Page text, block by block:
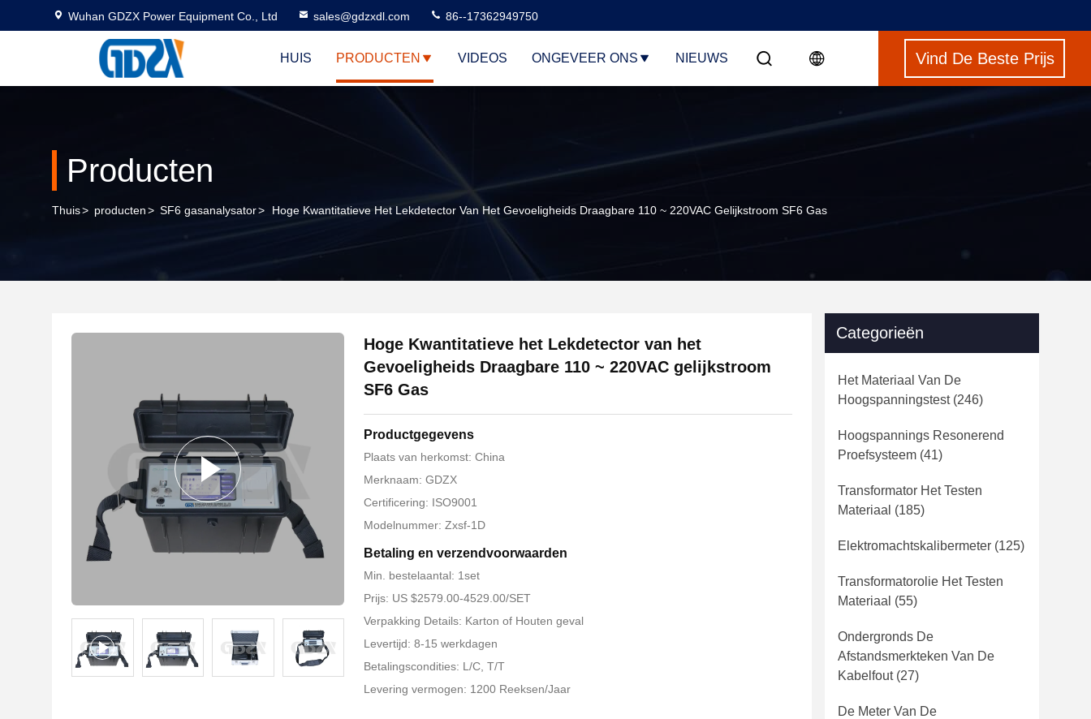
Wuhan GDZX Power Equipment Co., Ltd sales@gdzxdl.com 86--17362949750
HUIS PRODUCTEN VIDEOS ONGEVEER ONS NIEUWS Vind De Beste Prijs
Producten
Thuis> producten> SF6 gasanalysator> Hoge Kwantitatieve Het Lekdetector Van Het Gevoeligheids Draagbare 110 ~ 220VAC Gelijkstroom SF6 Gas
Hoge Kwantitatieve het Lekdetector van het
Gevoeligheids Draagbare 110 ~ 220VAC gelijkstroom
SF6 Gas
Productgegevens
Plaats van herkomst: China
Merknaam: GDZX
Certificering: ISO9001
Modelnummer: Zxsf-1D
Betaling en verzendvoorwaarden
Min. bestelaantal: 1set
Prijs: US $2579.00-4529.00/SET
Verpakking Details: Karton of Houten geval
Levertijd: 8-15 werkdagen
Betalingscondities: L/C, T/T
Levering vermogen: 1200 Reeksen/Jaar
Categorieën
Het Materiaal Van De
Hoogspanningstest(246)
Hoogspannings Resonerend
Proefsysteem (41)
Transformator Het Testen
Materiaal (185)
Elektromachtskalibermeter (125)
Transformatorolie Het Testen
Materiaal (55)
Ondergronds De
Afstandsmerkteken Van De
Kabelfout(27)
De Meter Van De